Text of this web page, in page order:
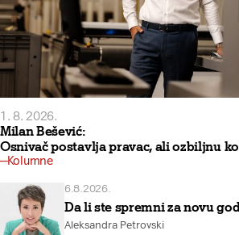
1. 8. 2026.
Milan Bešević:
Osnivač postavlja pravac, ali ozbiljnu
Kolumne
6.8.2026.
Da li ste spremni za novu
Aleksandra Petrovski